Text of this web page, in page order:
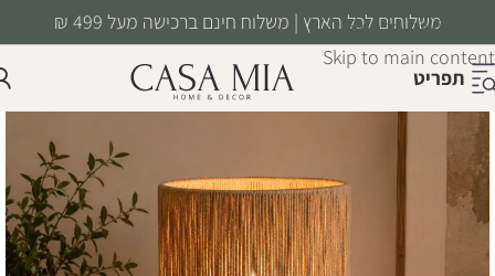
Skip to navigation
Skip to main content
משלוחים לכל הארץ | משלוח חינם ברכישה מעל 499 ₪
תפריט